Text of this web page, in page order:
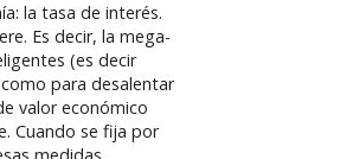
la tasa de interés.
Es decir, la mega-
(es decir
para desalentar
valor económico
Cuando se fija por